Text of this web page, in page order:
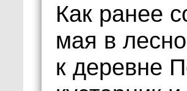
Как ранее
мая в
к деревне